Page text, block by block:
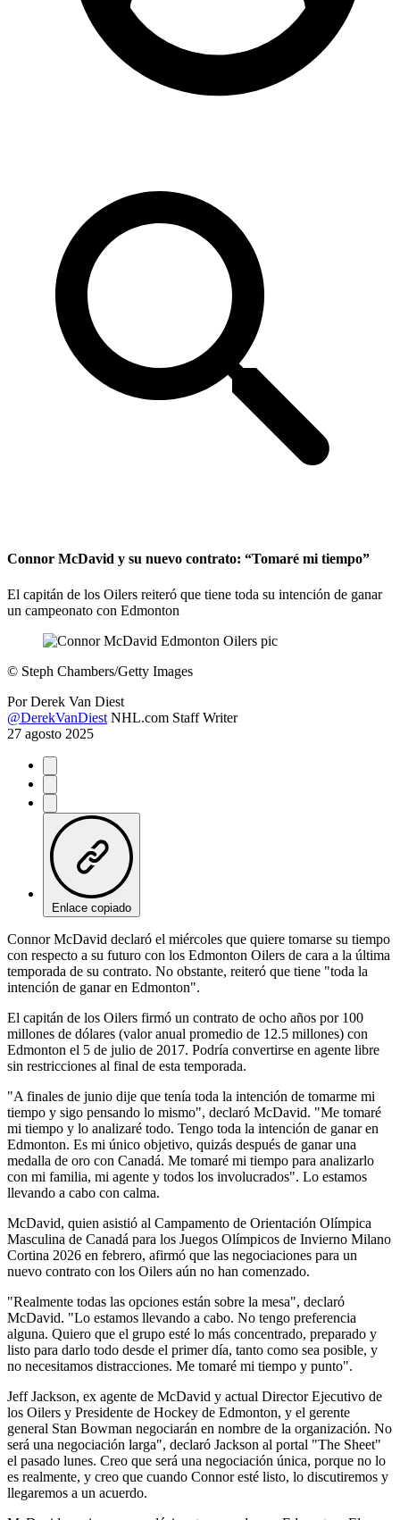
Connor McDavid y su nuevo contrato: “Tomaré mi tiempo”
El capitán de los Oilers reiteró que tiene toda su intención de ganar
un campeonato con Edmonton
© Steph Chambers/Getty Images
Por Derek Van Diest
@DerekVanDiest NHL.com Staff Writer
27 agosto 2025
Enlace copiado
Connor McDavid declaró el miércoles que quiere tomarse su tiempo
con respecto a su futuro con los Edmonton Oilers de cara a la última
temporada de su contrato. No obstante, reiteró que tiene "toda la
intención de ganar en Edmonton".
El capitán de los Oilers firmó un contrato de ocho años por 100
millones de dólares (valor anual promedio de 12.5 millones) con
Edmonton el 5 de julio de 2017. Podría convertirse en agente libre
sin restricciones al final de esta temporada.
"A finales de junio dije que tenía toda la intención de tomarme mi
tiempo y sigo pensando lo mismo", declaró McDavid. "Me tomaré
mi tiempo y lo analizaré todo. Tengo toda la intención de ganar en
Edmonton. Es mi único objetivo, quizás después de ganar una
medalla de oro con Canadá. Me tomaré mi tiempo para analizarlo
con mi familia, mi agente y todos los involucrados". Lo estamos
llevando a cabo con calma.
McDavid, quien asistió al Campamento de Orientación Olímpica
Masculina de Canadá para los Juegos Olímpicos de Invierno Milano
Cortina 2026 en febrero, afirmó que las negociaciones para un
nuevo contrato con los Oilers aún no han comenzado.
"Realmente todas las opciones están sobre la mesa", declaró
McDavid. "Lo estamos llevando a cabo. No tengo preferencia
alguna. Quiero que el grupo esté lo más concentrado, preparado y
listo para darlo todo desde el primer día, tanto como sea posible, y
no necesitamos distracciones. Me tomaré mi tiempo y punto".
Jeff Jackson, ex agente de McDavid y actual Director Ejecutivo de
los Oilers y Presidente de Hockey de Edmonton, y el gerente
general Stan Bowman negociarán en nombre de la organización. No
será una negociación larga", declaró Jackson al portal "The Sheet"
el pasado lunes. Creo que será una negociación única, porque no lo
es realmente, y creo que cuando Connor esté listo, lo discutiremos y
llegaremos a un acuerdo.